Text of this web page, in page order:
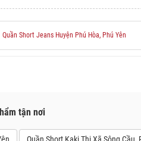
Quần Short Jeans Huyện Phú Hòa, Phú Yên
tận nơi